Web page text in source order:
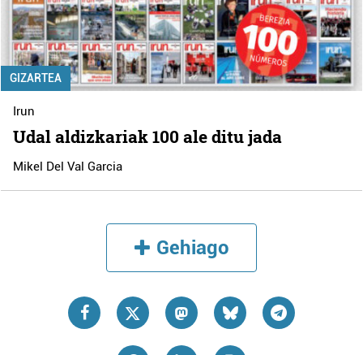
GIZARTEA
Irun
Udal aldizkariak 100 ale ditu jada
Mikel Del Val Garcia
Gehiago